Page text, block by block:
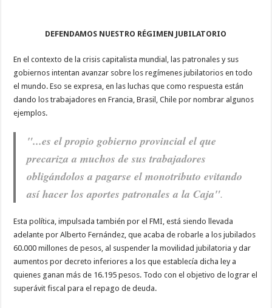
DEFENDAMOS NUESTRO RÉGIMEN JUBILATORIO
En el contexto de la crisis capitalista mundial, las patronales y sus
gobiernos intentan avanzar sobre los regímenes jubilatorios en todo
el mundo. Eso se expresa, en las luchas que como respuesta están
dando los trabajadores en Francia, Brasil, Chile por nombrar algunos
ejemplos.
"...es el propio gobierno provincial el que
precariza a muchos de sus trabajadores
obligándolos a pagarse el monotributo evitando
así hacer los aportes patronales a la Caja".
Esta política, impulsada también por el FMI, está siendo llevada
adelante por Alberto Fernández, que acaba de robarle a los jubilados
60.000 millones de pesos, al suspender la movilidad jubilatoria y dar
aumentos por decreto inferiores a los que establecía dicha ley a
quienes ganan más de 16.195 pesos. Todo con el objetivo de lograr el
superávit fiscal para el repago de deuda.